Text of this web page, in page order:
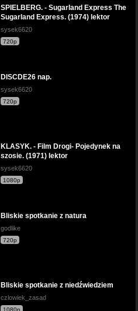
SPIELBERG. - Sugarland Express The
Sugarland Express. (1974) lektor
sysek6620
720p
DISCDE26 nap.
sysek6620
720p
KLASYK. - Film Drogi- Pojedynek na
szosie. (1971) lektor
sysek6620
1080p
Bliskie spotkanie z natura
godlike
720p
Bliskie spotkanie z niedźwiedziem
czlowiek_zasad
1080p